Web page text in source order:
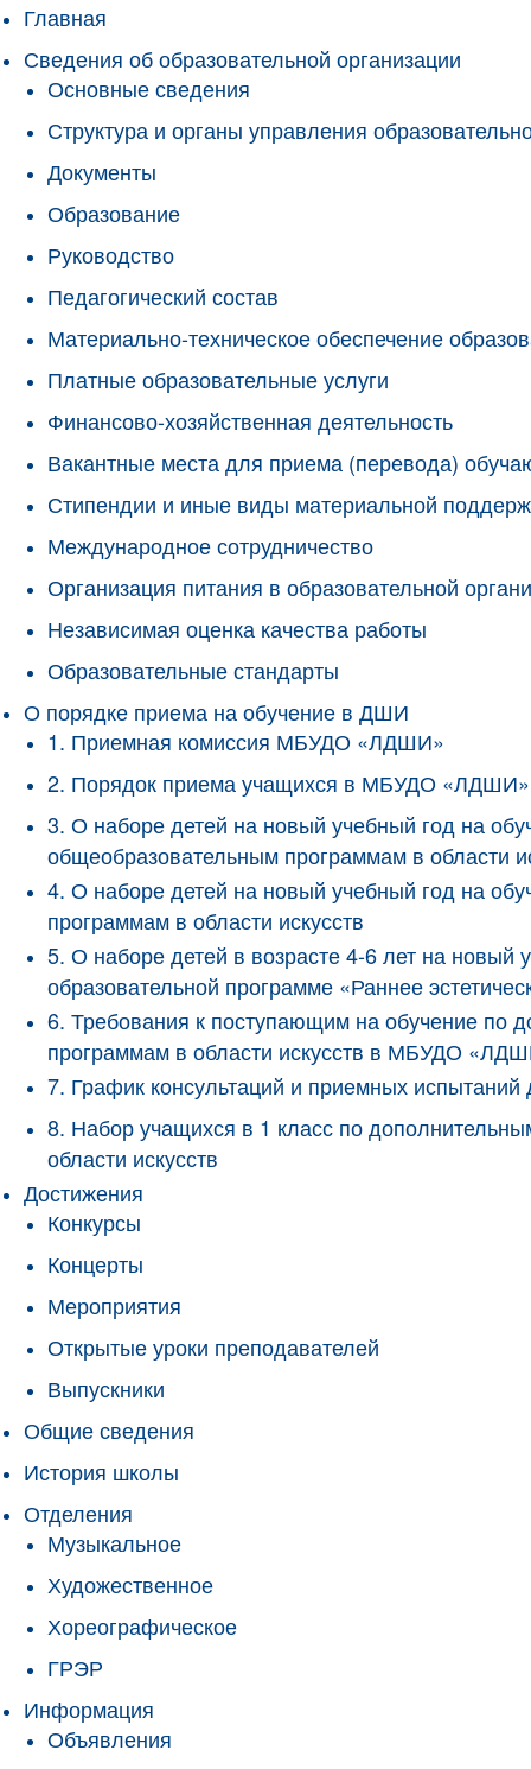
Главная
Сведения об образовательной организации
Основные сведения
Структура и органы управления
Документы
Образование
Руководство
Педагогический состав
Материально-техническое обеспечение
Платные образовательные услуги
Финансово-хозяйственная деятельность
Вакантные места для приема (перевода)
Стипендии и иные виды материальной
Международное сотрудничество
Организация питания в образовательной
Независимая оценка качества работы
Образовательные стандарты
О порядке приема на обучение в ДШИ
1. Приемная комиссия МБУДО «ЛДШИ»
2. Порядок приема учащихся в МБУДО «ЛДШИ»
3. О наборе детей на новый учебный год на
общеобразовательным программам в области
4. О наборе детей на новый учебный год на
программам в области искусств
5. О наборе детей в возрасте 4-6 лет на
образовательной программе «Раннее
6. Требования к поступающим на обучение по
программам в области искусств в МБУДО
7. График консультаций и приемных
8. Набор учащихся в 1 класс по
области искусств
Достижения
Конкурсы
Концерты
Мероприятия
Открытые уроки преподавателей
Выпускники
Общие сведения
История школы
Отделения
Музыкальное
Художественное
Хореографическое
ГРЭР
Информация
Объявления